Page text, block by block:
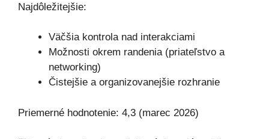
Najdôležitejšie:
Väčšia kontrola nad interakciami
Možnosti okrem randenia (priateľstvo a
networking)
Čistejšie a organizovanejšie rozhranie
Priemerné hodnotenie: 4,3 (marec 2026)